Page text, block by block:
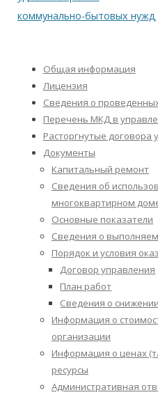
коммунально-бытовых нужд
Общая информация
Лицензия
Сведения о
Перечень МКД в
Расторгнутые договора
Документы
Капитальный ремонт
Сведения об
многоквартирном
Основные показатели
Сведения о
Порядок и условия
Договор управления
План работ
Сведения о
Информация о
организации
Информация о ценах
ресурсы
Административная